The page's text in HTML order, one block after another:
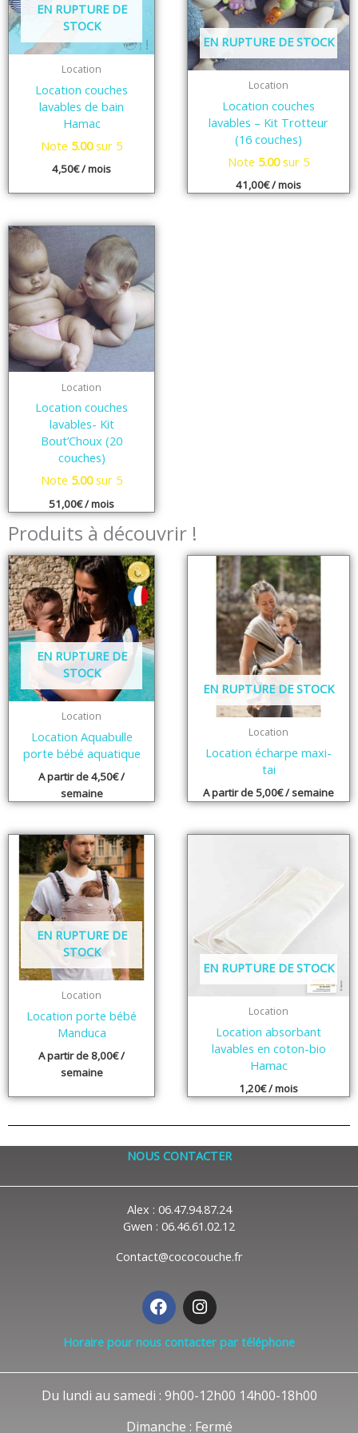
EN RUPTURE DE
STOCK
Location
Location couches
lavables de bain
Hamac
Note 5.00sur 5
4,50€/ mois
EN RUPTURE DE STOCK
Location
Location couches
lavables – Kit Trotteur
(16 couches)
Note 5.00sur 5
41,00€/ mois
Location
Location couches
lavables- Kit
Bout’Choux (20
couches)
Note 5.00sur 5
51,00€/ mois
Produits à découvrir !
EN RUPTURE DE
STOCK
Location
Location Aquabulle
porte bébé aquatique
A partir de4,50€/
semaine
EN RUPTURE DE STOCK
Location
Location écharpe maxi-
tai
A partir de5,00€/ semaine
EN RUPTURE DE
STOCK
Location
Location porte bébé
Manduca
A partir de 8,00€/
semaine
EN RUPTURE DE STOCK
Location
Location absorbant
lavables en coton-bio
Hamac
1,20€/ mois
NOUS CONTACTER
Alex : 06.47.94.87.24
Gwen : 06.46.61.02.12
Contact@cococouche.fr
F
a
c
e
o
I
n
s
t
r
Horaire pour nous contacter par téléphone
Du lundi au samedi : 9h00-12h00 14h00-18h00
Dimanche : Fermé